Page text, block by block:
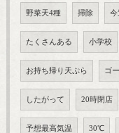
野菜天4種 掃除 今
たくさんある 小学校
お持ち帰り天ぷら ゴ
したがって 20時閉店
予想最高気温 30℃